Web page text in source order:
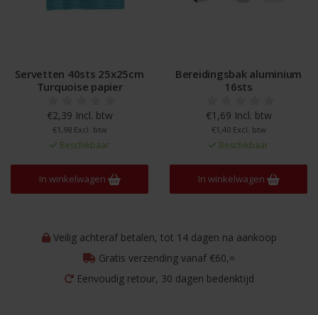
Servetten 40sts 25x25cm
Turquoise papier
€2,39 Incl. btw
€1,98 Excl. btw
Beschikbaar
In winkelwagen
Bereidingsbak aluminium
16sts
€1,69 Incl. btw
€1,40 Excl. btw
Beschikbaar
In winkelwagen
Veilig achteraf betalen, tot 14 dagen na aankoop
Gratis verzending vanaf €60,=
Eenvoudig retour, 30 dagen bedenktijd